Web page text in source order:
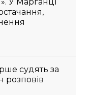
судять за
розповів